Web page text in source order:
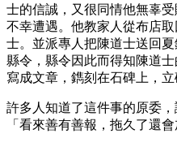
士的信誠，又很同情他無辜
不幸遭遇。他教家人從布店
士。並派專人把陳道士送回
縣令，縣令因此而得知陳道
寫成文章，鐫刻在石碑上，立
許多人知道了這件事的原委
「看來善有善報，拖久了還